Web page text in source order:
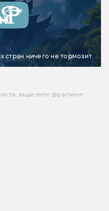
стран ничего не тормозит
выделите фрагмент